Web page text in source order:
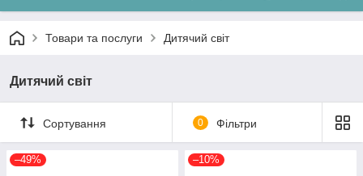
Товари та послуги Дитячий світ
Дитячий світ
Сортування 0 Фільтри
–49% –10%